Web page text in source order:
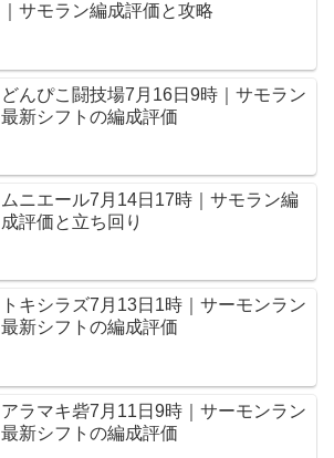
｜サモラン編成評価と攻略
どんぴこ闘技場7月16日9時｜サモラン
最新シフトの編成評価
ムニエール7月14日17時｜サモラン編
成評価と立ち回り
トキシラズ7月13日1時｜サーモンラン
最新シフトの編成評価
アラマキ砦7月11日9時｜サーモンラン
最新シフトの編成評価